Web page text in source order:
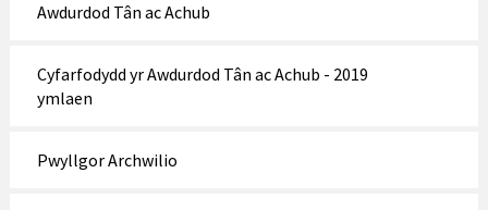
Awdurdod Tân ac Achub
Cyfarfodydd yr Awdurdod Tân ac Achub - 2019
ymlaen
Pwyllgor Archwilio